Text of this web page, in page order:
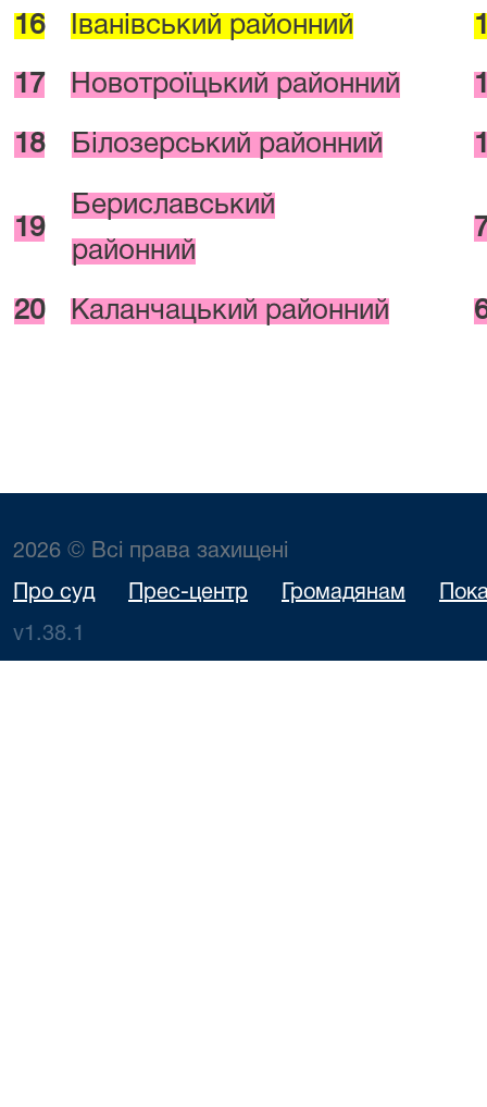
16 Іванівський районний
17 Новотроїцький районний
18 Білозерський районний
19
Бериславський
районний
20 Каланчацький районний
2026 © Всі права захищені
Про суд Прес-центр Громадянам
v1.38.1